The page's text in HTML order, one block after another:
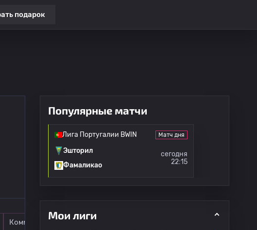
подарок
Комментарии
Популярные матчи
Лига Португалии BWIN Матч дня
Эшторил
Фамаликао
сегодня
22:15
Мои лиги